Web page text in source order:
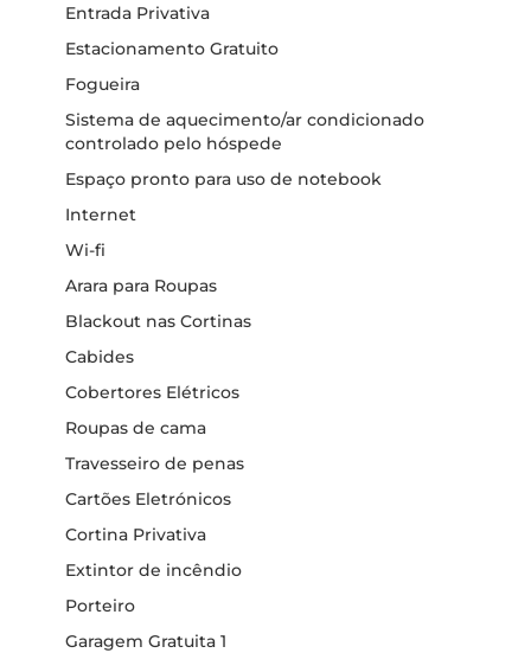
Entrada Privativa
Estacionamento Gratuito
Fogueira
Sistema de aquecimento/ar condicionado
controlado pelo hóspede
Espaço pronto para uso de notebook
Internet
Wi-fi
Arara para Roupas
Blackout nas Cortinas
Cabides
Cobertores Elétricos
Roupas de cama
Travesseiro de penas
Cartões Eletrónicos
Cortina Privativa
Extintor de incêndio
Porteiro
Garagem Gratuita 1